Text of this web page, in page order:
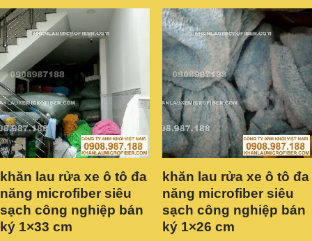
khăn lau rửa xe ô tô đa
năng microfiber siêu
sạch công nghiệp bán
ký 1×33 cm
khăn lau rửa xe ô tô đa
năng microfiber siêu
sạch công nghiệp bán
ký 1×26 cm